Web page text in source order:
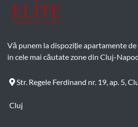
Vă punem la dispoziție apartamente
in cele mai căutate zone din Cluj-
Str. Regele Ferdinand nr. 19, ap. 5,
Cluj